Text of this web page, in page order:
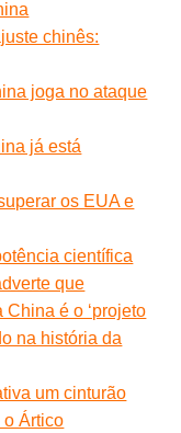
chinês:
joga no ataque
já está
os EUA e
científica
que
China é o ‘projeto
na história da
um cinturão
o Ártico